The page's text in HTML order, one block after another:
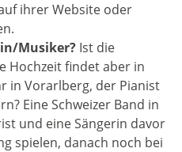
ihrer Website oder
Musiker? Ist die
Hochzeit findet aber in
in Vorarlberg, der Pianist
Eine Schweizer Band in
und eine Sängerin davor
spielen, danach noch bei